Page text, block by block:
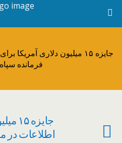
فرمانده
اطلاعات در